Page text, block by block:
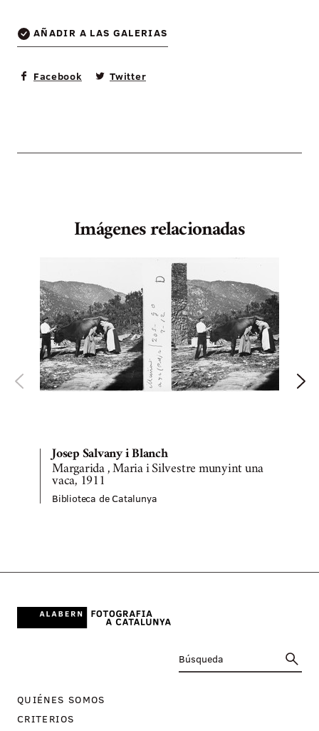
AÑADIR A LAS GALERIAS
Facebook Twitter
Imágenes relacionadas
Josep Salvany i Blanch
Margarida , Maria i Silvestre munyint una
vaca, 1911
Biblioteca de Catalunya
QUIÉNES SOMOS
CRITERIOS